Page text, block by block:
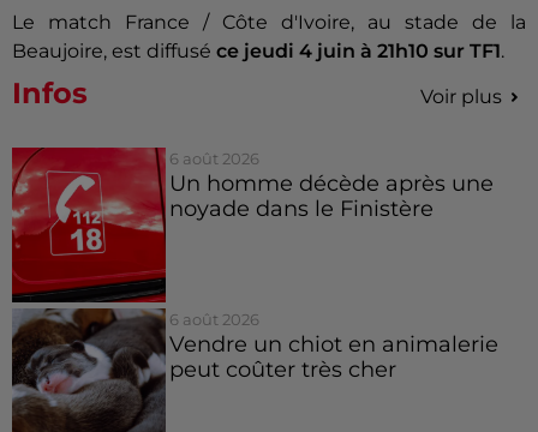
Le match France / Côte d'Ivoire, au stade de la
Beaujoire, est diffusé ce jeudi 4 juin à 21h10 sur TF1.
Infos Voir plus
6 août 2026
Un homme décède après une
noyade dans le Finistère
6 août 2026
Vendre un chiot en animalerie
peut coûter très cher